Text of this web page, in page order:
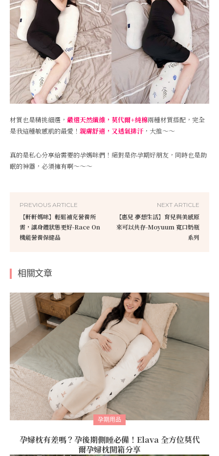
材質也是精挑細選， 嚴選天然纖維，莫代爾+純棉兩種材質搭配，完全
是我這種敏感肌的最愛！ 親膚舒適，又透氣排汗，大推～～
真的是私心分享給需要的孕媽咪們！絕對是你孕期好朋友，同時也是助
眠的神器，必須擁有啊～～～
PREVIOUS ARTICLE
【軒軒媽咪】輕鬆補充營養所
需，讓身體狀態更好-Race On
機能營養保健品
NEXT ARTICLE
【惠兒 夢想生活】育兒與美感原
來可以共存-Moyuum 寬口奶瓶
系列
相關文章
孕期用品
孕婦枕有差嗎？孕後期側睡必備！Elava 全方位莫代
爾孕婦枕開箱分享